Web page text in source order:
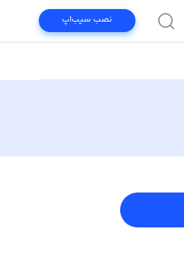
نصب سیب‌اپ